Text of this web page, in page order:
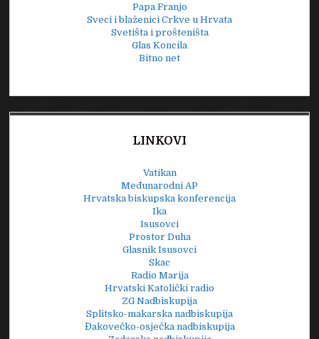
Papa Franjo
Sveci i blaženici Crkve u Hrvata
Svetišta i prošteništa
Glas Koncila
Bitno net
LINKOVI
Vatikan
Međunarodni AP
Hrvatska biskupska konferencija
Ika
Isusovci
Prostor Duha
Glasnik Isusovci
Skac
Radio Marija
Hrvatski Katolički radio
ZG Nadbiskupija
Splitsko-makarska nadbiskupija
Đakovečko-osječka nadbiskupija